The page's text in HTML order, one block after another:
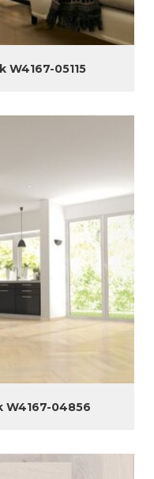
W4167-05115
W4167-04856